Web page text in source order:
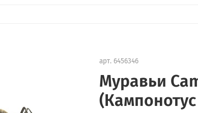
арт. 6456346
Муравьи